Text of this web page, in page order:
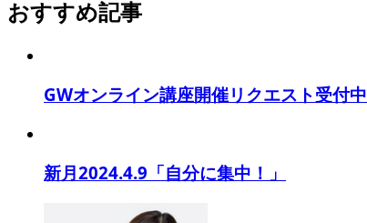
おすすめ記事
GWオンライン講座開催リクエスト受付中
新月2024.4.9「自分に集中！」